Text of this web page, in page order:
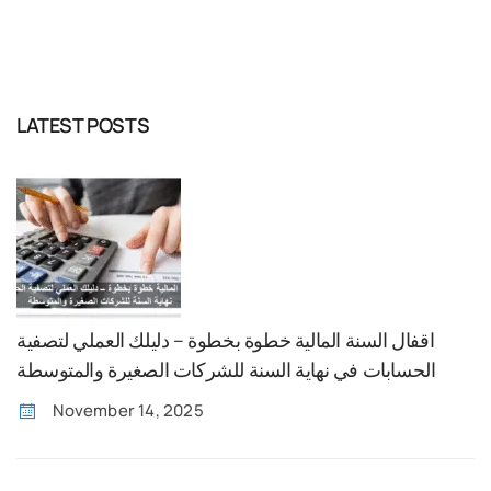
LATEST POSTS
اقفال السنة المالية خطوة بخطوة – دليلك العملي لتصفية
الحسابات في نهاية السنة للشركات الصغيرة والمتوسطة
November 14, 2025